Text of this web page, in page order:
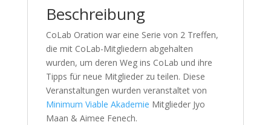
Beschreibung
CoLab Oration war eine Serie von 2 Treffen,
die mit CoLab-Mitgliedern abgehalten
wurden, um deren Weg ins CoLab und ihre
Tipps für neue Mitglieder zu teilen. Diese
Veranstaltungen wurden veranstaltet von
Minimum Viable Akademie Mitglieder Jyo
Maan & Aimee Fenech.